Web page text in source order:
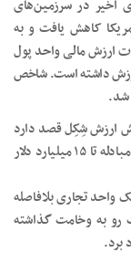
اخیر در سرزمین‌های
کاهش یافت و به
این مدت ارزش مالی واحد پول
برابر دلار ۴ پله کاهش ارزش داشته است. شاخص
ارزش شِکِل قصد دارد
تا ۳۰ میلیارد دلار ارز بفروشد و از طریق مکانیسم‌های مبادله تا ۱۵ میلیارد دلار
واحد تجاری بلافاصله
رو به وخامت گذاشته
برد.